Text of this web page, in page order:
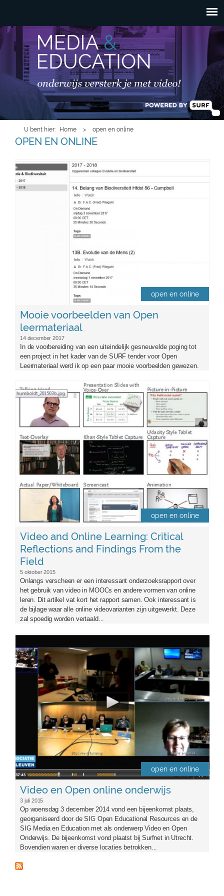
Overslaan en naar de
inhoud gaan
HOOFDMENU
U bent hier Home > open en online
OPEN EN ONLINE
biologie.jpg
open en online
Mooie voorbeelden van Open
leermateriaal
14 december 2017
In de voorbereiding van een uiteindelijk gesneuvelde poging tot
een project in het kader van de SURF tender voor Open
Leermateriaal werd ik op een paar mooie voorbeelden gewezen.
front-onlinevideo.jpg
open en online
Video and Online Learning: Critical
Reflections and Findings From the
Field
5 oktober 2015
Onlangs verscheen er een interessant onderzoeksrapport over
het gebruik van video in MOOCs en andere vormen van online
leren. Dit artikel vat kort het rapport samen. Ook interessant is
de bijlage waar alle online videovarianten zijn uitgewerkt. Deze
zal spoedig worden vertaald...
sigdec20145.png
open en online
Video en Open online onderwijs
3 juli 2015
Op woensdag 3 december 2014 vond een bijeenkomst plaats,
georganiseerd door de SIG Open Educational Resources en de
SIG Media en Education met als onderwerp Video en Open
Onderwijs. De bijeenkomst vond plaatst bij Surfnet in Utrecht.
Bovendien waren er diverse locaties betrokken...